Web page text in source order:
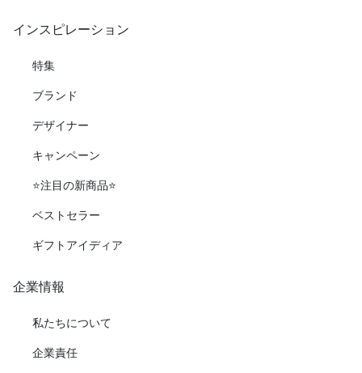
インスピレーション
特集
ブランド
デザイナー
キャンペーン
⭐️注目の新商品⭐️
ベストセラー
ギフトアイディア
企業情報
私たちについて
企業責任